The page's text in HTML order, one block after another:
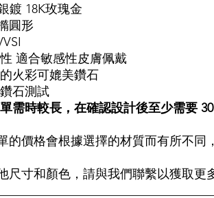
鍍 18K玫瑰金
圓形
適合敏感性皮膚佩戴
火彩可媲美鑽石
石測試
需時較長，在確認設計後至少需要
的價格會根據選擇的材質而有所不同
尺寸和顏色，請與我們聯繫以獲取更